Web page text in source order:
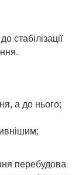
стабілізації
а до нього;
перебудова